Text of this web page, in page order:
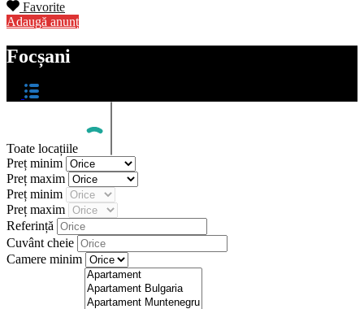
Favorite
Adaugă anunț
Focșani
Toate locațiile
Preț minim
Preț maxim
Preț minim
Preț maxim
Referință
Cuvânt cheie
Camere minim